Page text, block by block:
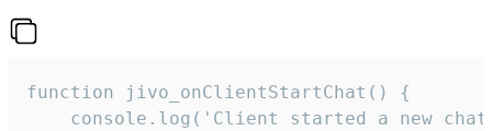
function jivo_onClientStartChat() {
console.log('Client started a new